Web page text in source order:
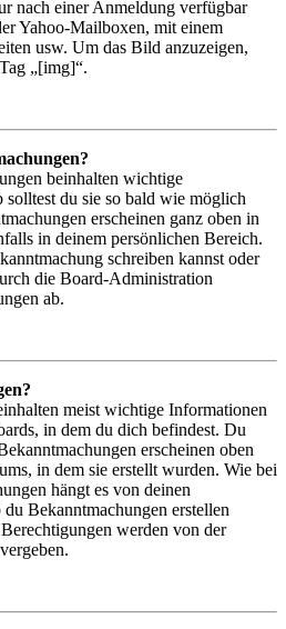
nach einer Anmeldung verfügbar
Yahoo-Mailboxen, mit einem
usw. Um das Bild anzuzeigen,
„[img]“.
beinhalten wichtige
solltest du sie so bald wie möglich
erscheinen ganz oben in
in deinem persönlichen Bereich.
schreiben kannst oder
die Board-Administration
ab.
meist wichtige Informationen
in dem du dich befindest. Du
erscheinen oben
in dem sie erstellt wurden. Wie bei
hängt es von deinen
Bekanntmachungen erstellen
werden von der